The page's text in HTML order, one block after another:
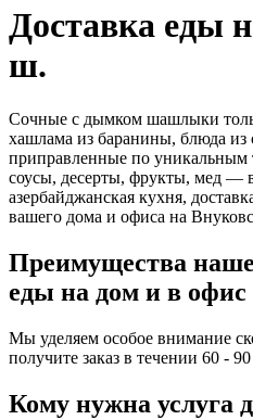
Доставка еды
ш.
Сочные с дымком шашлыки
хашлама из баранины, блюда
приправленные по уникальным
соусы, десерты, фрукты, мед —
азербайджанская кухня,
вашего дома и офиса на
Преимущества
еды на дом и в офис
Мы уделяем особое внимание
получите заказ в течении 60 -
Кому нужна услуга